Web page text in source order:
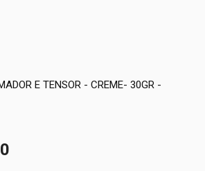
E TENSOR - CREME- 30GR -